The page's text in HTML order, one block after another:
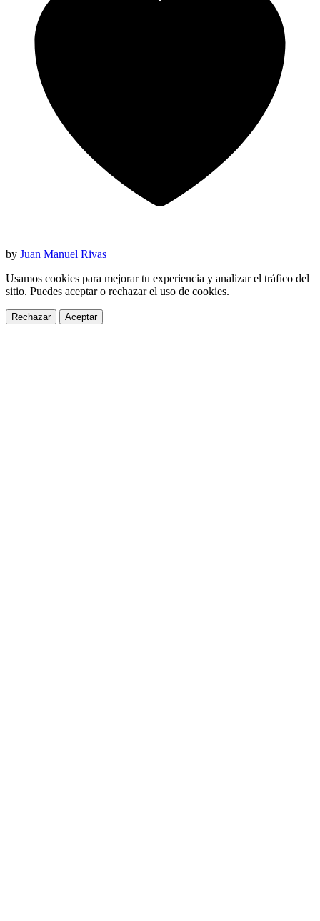
by Juan Manuel Rivas
Usamos cookies para mejorar tu experiencia y analizar el tráfico del
sitio. Puedes aceptar o rechazar el uso de cookies.
Rechazar Aceptar